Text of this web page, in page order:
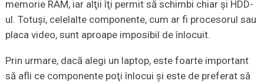
memorie RAM, iar alţii îţi permit să schimbi chiar şi HDD-
ul. Totuşi, celelalte componente, cum ar fi procesorul sau
placa video, sunt aproape imposibil de înlocuit.
Prin urmare, dacă alegi un laptop, este foarte important
să afli ce componente poţi înlocui şi este de preferat să